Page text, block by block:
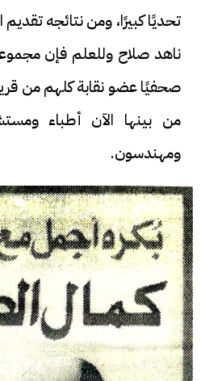
تحديًا كبيرًا، ومن نتائجه تقديم
صحفيًا عضو نقابة كلهم من
من بينها الآن أطباء
ومهندسون.